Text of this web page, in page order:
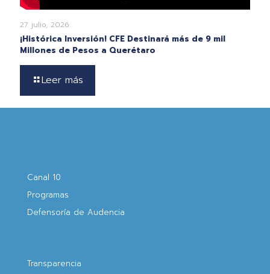
27 julio, 2026
¡Histórica Inversión! CFE Destinará más de 9 mil
Millones de Pesos a Querétaro
Leer más
Canal 10
Programas
Defensoría de Audencia
Transparencia